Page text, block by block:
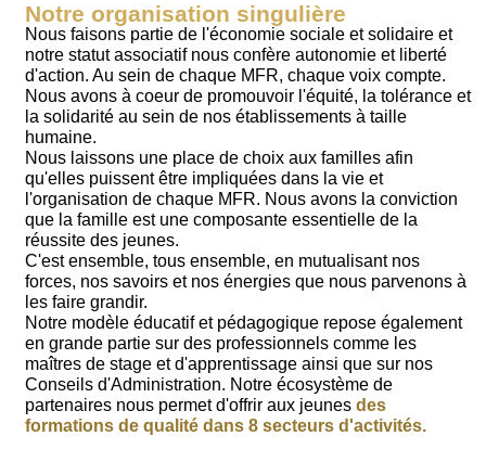
Notre organisation singulière
Nous faisons partie de l'économie sociale et solidaire et
notre statut associatif nous confère autonomie et liberté
d'action. Au sein de chaque MFR, chaque voix compte.
Nous avons à coeur de promouvoir l'équité, la tolérance et
la solidarité au sein de nos établissements à taille
humaine.
Nous laissons une place de choix aux familles afin
qu'elles puissent être impliquées dans la vie et
l'organisation de chaque MFR. Nous avons la conviction
que la famille est une composante essentielle de la
réussite des jeunes.
C'est ensemble, tous ensemble, en mutualisant nos
forces, nos savoirs et nos énergies que nous parvenons à
les faire grandir.
Notre modèle éducatif et pédagogique repose également
en grande partie sur des professionnels comme les
maîtres de stage et d'apprentissage ainsi que sur nos
Conseils d'Administration. Notre écosystème de
partenaires nous permet d'offrir aux jeunes des
formations de qualité dans 8 secteurs d'activités.